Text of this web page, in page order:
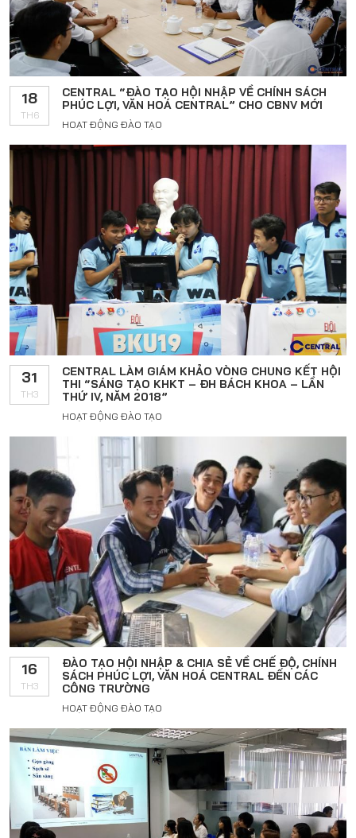
18
TH6
CENTRAL “ĐÀO TẠO HỘI NHẬP VỀ CHÍNH SÁCH
PHÚC LỢI, VĂN HOÁ CENTRAL” CHO CBNV MỚI
HOẠT ĐỘNG ĐÀO TẠO
31
TH3
CENTRAL LÀM GIÁM KHẢO VÒNG CHUNG KẾT HỘI
THI “SÁNG TẠO KHKT – ĐH BÁCH KHOA – LẦN
THỨ IV, NĂM 2018”
HOẠT ĐỘNG ĐÀO TẠO
16
TH3
ĐÀO TẠO HỘI NHẬP & CHIA SẺ VỀ CHẾ ĐỘ, CHÍNH
SÁCH PHÚC LỢI, VĂN HOÁ CENTRAL ĐẾN CÁC
CÔNG TRƯỜNG
HOẠT ĐỘNG ĐÀO TẠO